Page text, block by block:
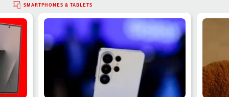
SMARTPHONES & TABLETS